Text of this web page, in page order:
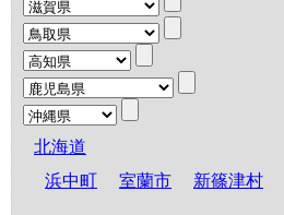
北海道
浜中町
室蘭市 新篠津村